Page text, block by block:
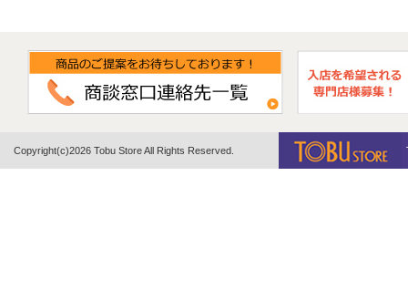
Copyright(c)2026 Tobu Store All Rights Reserved.